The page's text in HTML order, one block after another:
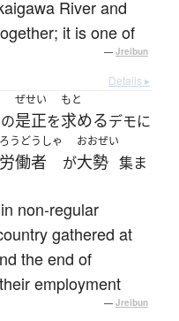
River and
it is one of
— Jreibun
Details ▸
の
ぜせい
是正を
もと
求めるデモに
ろうどうしゃ
労働者 が
おおぜい
大勢 集ま
non-regular
gathered at
the end of
employment
— Jreibun